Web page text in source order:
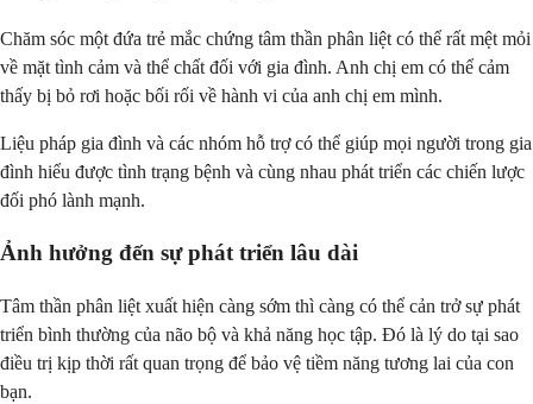
Chăm sóc một đứa trẻ mắc chứng tâm thần phân liệt có thể rất mệt mỏi
về mặt tình cảm và thể chất đối với gia đình. Anh chị em có thể cảm
thấy bị bỏ rơi hoặc bối rối về hành vi của anh chị em mình.
Liệu pháp gia đình và các nhóm hỗ trợ có thể giúp mọi người trong gia
đình hiểu được tình trạng bệnh và cùng nhau phát triển các chiến lược
đối phó lành mạnh.
Ảnh hưởng đến sự phát triển lâu dài
Tâm thần phân liệt xuất hiện càng sớm thì càng có thể cản trở sự phát
triển bình thường của não bộ và khả năng học tập. Đó là lý do tại sao
điều trị kịp thời rất quan trọng để bảo vệ tiềm năng tương lai của con
bạn.